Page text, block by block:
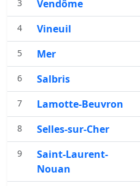
3 Vendôme
4 Vineuil
5 Mer
6 Salbris
7 Lamotte-Beuvron
8 Selles-sur-Cher
9
Saint-Laurent-
Nouan